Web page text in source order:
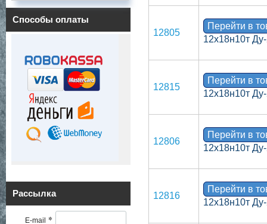
Способы оплаты
Рассылка
E-mail *
12805
Перейти в
12х18н10т
12815
Перейти в
12х18н10т
12806
Перейти в
12х18н10т
12816
Перейти в
12х18н10т